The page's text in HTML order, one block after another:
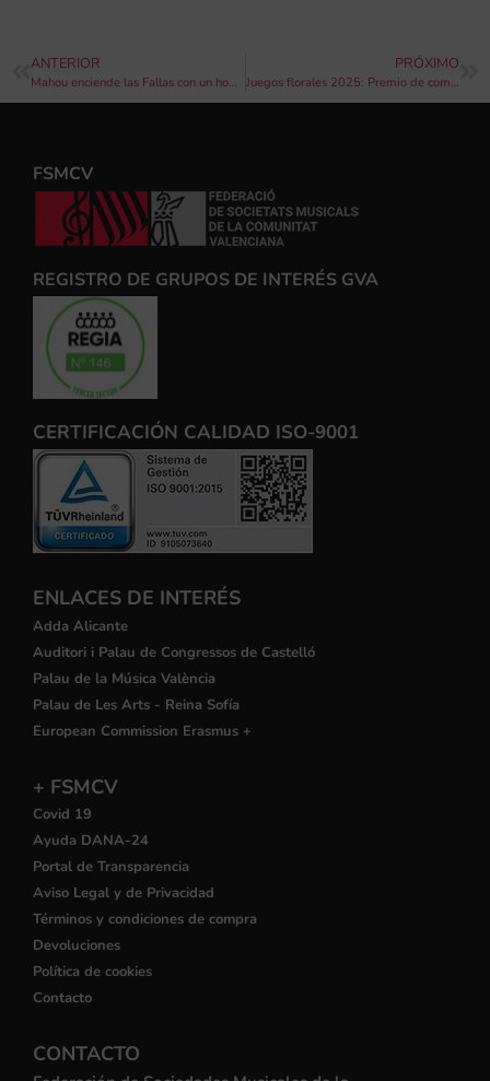
ANTERIOR
Mahou enciende las Fallas con un homenaje a la música valenciana
PRÓXIMO
Juegos florales 2025: Premio de composición “Antonio Cabeza” – Centro Musical Paternense
FSMCV
REGISTRO DE GRUPOS DE INTERÉS GVA
CERTIFICACIÓN CALIDAD ISO-9001
ENLACES DE INTERÉS
Adda Alicante
Auditori i Palau de Congressos de Castelló
Palau de la Música València
Palau de Les Arts - Reina Sofía
European Commission Erasmus +
+ FSMCV
Covid 19
Ayuda DANA-24
Portal de Transparencia
Aviso Legal y de Privacidad
Términos y condiciones de compra
Devoluciones
Política de cookies
Contacto
CONTACTO